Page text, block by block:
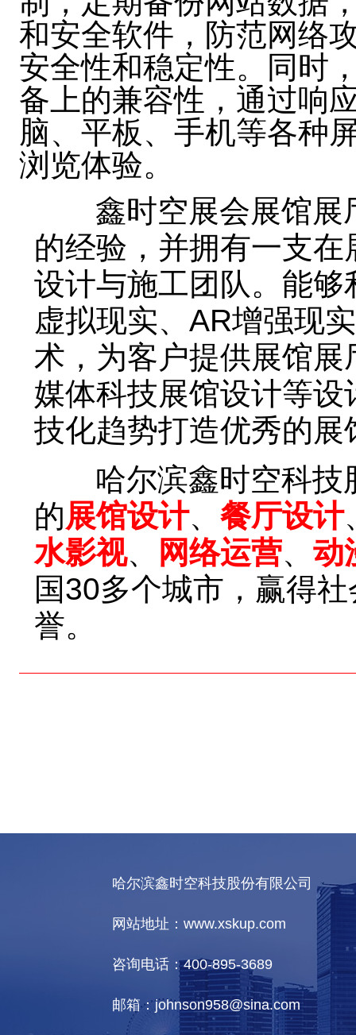
和安全软件，防范网络
安全性和稳定性。同时
备上的兼容性，通过响
脑、平板、手机等各种
浏览体验。
鑫时空展会展馆展
的经验，并拥有一支
设计与施工团队。能
虚拟现实、AR增强现
术，为客户提供展馆
媒体科技展馆设计等
技化趋势打造优秀的展
哈尔滨鑫时空科技
的展馆设计、 餐厅设计
水影视、 网络运营、 动
国30多个城市，赢得
誉。
哈尔滨鑫时空科技股份有限公司
网站地址：www.xskup.com
咨询电话：400-895-3689
邮箱：johnson958@sina.com